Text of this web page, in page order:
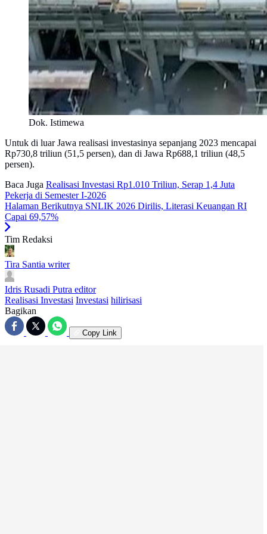
Dok. Istimewa
Untuk di luar Jawa realisasi investasinya sepanjang 2023 mencapai
Rp730,8 triliun (51,5 persen), dan di Jawa Rp688,1 triliun (48,5
persen).
Baca Juga Realisasi Investasi Rp1.010 Triliun, Serap 1,4 Juta
Pekerja di Semester I-2026
Halaman Berikutnya SNLIK 2026 Dirilis, Literasi Keuangan RI
Capai 69,57%
Tim Redaksi
Tira Santia writer
Idris Rusadi Putra editor
Realisasi Investasi Investasi hilirisasi
Bagikan
Copy Link